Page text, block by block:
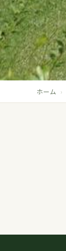
ホーム ›